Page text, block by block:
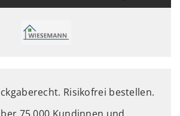
Risikofrei bestellen.